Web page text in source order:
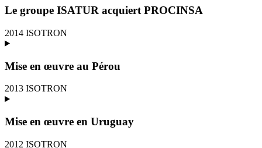
Le groupe ISATUR acquiert PROCINSA
2014 ISOTRON
Mise en œuvre au Pérou
2013 ISOTRON
Mise en œuvre en Uruguay
2012 ISOTRON